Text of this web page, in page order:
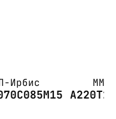
Ирбис